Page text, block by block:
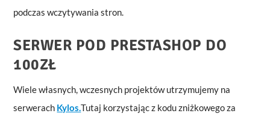
podczas wczytywania stron.
SERWER POD PRESTASHOP DO
100ZŁ
Wiele własnych, wczesnych projektów utrzymujemy na
serwerach Kylos.Tutaj korzystając z kodu zniżkowego za